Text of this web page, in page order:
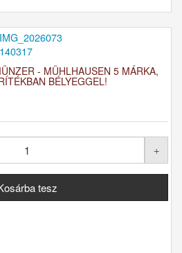
- MÜHLHAUSEN 5 MÁRKA,
BÉLYEGGEL!